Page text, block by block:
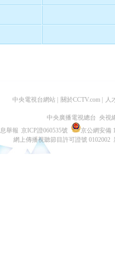
中央電視台網站 關於CCTV.com 人
中央廣播電視總台 央視
舉報 京ICP證060535號
京公網安備
網上傳播視聽節目許可證號 0102002